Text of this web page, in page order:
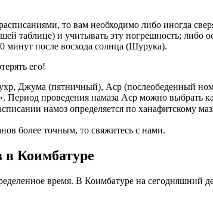
то вам необходимо либо иногда
таблице) и учитывать эту погрешность; либо
минут после восхода солнца (Шурука).
его!
Джума (пятничный), Аср (послеобеденный
проведения намаза Аср можно выбрать
намоз определяется по ханафитскому
более точным, то свяжитесь с нами.
в Коимбатуре
время. В Коимбатуре на сегодняшний